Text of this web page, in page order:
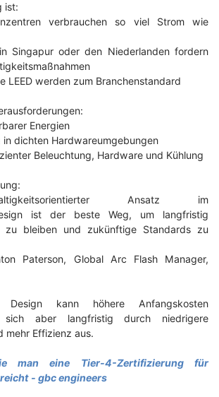
ist:
verbrauchen so viel Strom wie
Singapur oder den Niederlanden fordern
LEED werden zum Branchenstandard
Energien
in dichten Hardwareumgebungen
Beleuchtung, Hardware und Kühlung
Ansatz im
ist der beste Weg, um langfristig
zu bleiben und zukünftige Standards zu
Paterson, Global Arc Flash Manager,
Design kann höhere Anfangskosten
sich aber langfristig durch niedrigere
mehr Effizienz aus.
man eine Tier-4-Zertifizierung für
- gbc engineers